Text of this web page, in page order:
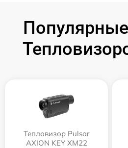
Тепловизор Pulsar
AXION KEY XM22